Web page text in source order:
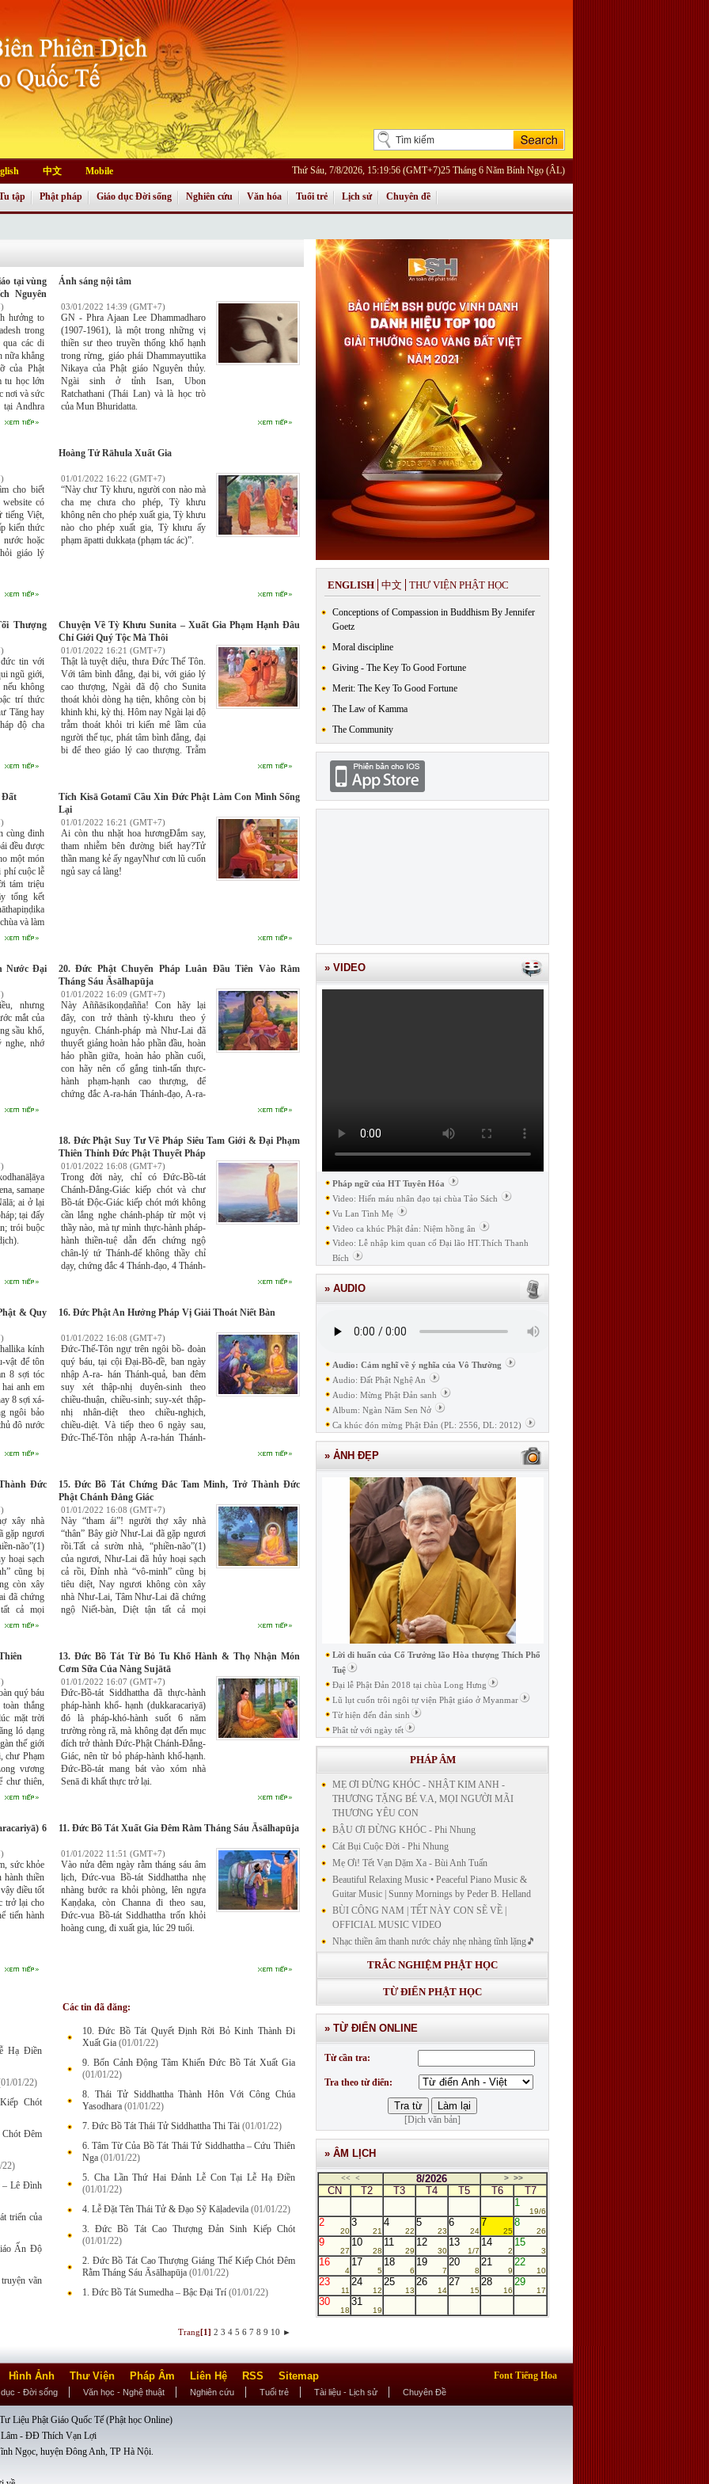
中文 Mobile Thứ Sáu, 7/8/2026, 15:19:56 (GMT+7)25 Tháng 6 Năm Bính Ngọ (ÂL)
tập Phật pháp Giáo dục Đời sống Nghiên cứu Văn hóa Tuổi trẻ Lịch sử Chuyên đề
tại vùng
Nguyên
hưởng to
trong
các di
nữa khẳng
của Phật
tu học lớn
nơi và sức
tại Andhra
gia phía
Ánh sáng nội tâm
03/01/2022 14:39 (GMT+7)
GN - Phra Ajaan Lee Dhammadharo
(1907-1961), là một trong những vị
thiền sư theo truyền thống khổ hạnh
trong rừng, giáo phái Dhammayuttika
Nikaya của Phật giáo Nguyên thủy.
Ngài sinh ở tỉnh Isan, Ubon
Ratchathani (Thái Lan) và là học trò
của Mun Bhuridatta.
cho biết
có
tiếng Việt,
kiến thức
hoặc
giáo lý
Hoàng Tử Rāhula Xuất Gia
01/01/2022 16:22 (GMT+7)
“Này chư Tỳ khưu, người con nào mà
cha mẹ chưa cho phép, Tỳ khưu
không nên cho phép xuất gia, Tỳ khưu
nào cho phép xuất gia, Tỳ khưu ấy
phạm āpatti dukkaṭa (phạm tác ác)”.
Thượng
tin với
ngũ giới,
không
trí thức
Tăng hay
độ cha
Chuyện Về Tỳ Khưu Sunita – Xuất Gia Phạm Hạnh Đâu
Chỉ Giới Quý Tộc Mà Thôi
01/01/2022 16:21 (GMT+7)
Thật là tuyệt diệu, thưa Đức Thế Tôn.
Với tâm bình đẳng, đại bi, với giáo lý
cao thượng, Ngài đã độ cho Sunita
thoát khỏi dòng hạ tiện, không còn bị
khinh khi, kỳ thị. Hôm nay Ngài lại độ
trẫm thoát khỏi tri kiến mê lầm của
người thế tục, phát tâm bình đẳng, đại
bi để theo giáo lý cao thượng. Trẫm
trọn đời sẽ hết lòng yểm trợ Chánh
Pháp.
Đất
cùng đinh
đều được
một món
phí cuộc lễ
tám triệu
tổng kết
và làm
lồ là
Tích Kisā Gotamī Cầu Xin Đức Phật Làm Con Mình Sống
Lại
01/01/2022 16:21 (GMT+7)
Ai còn thu nhặt hoa hươngĐắm say,
tham nhiễm bên đường biết hay?Tử
thần mang kẻ ấy ngayNhư cơn lũ cuốn
ngủ say cả làng!
Nước Đại
nhưng
mắt của
sầu khổ,
nghe, nhớ
20. Đức Phật Chuyển Pháp Luân Đầu Tiên Vào Rằm
Tháng Sáu Āsālhapūja
01/01/2022 16:09 (GMT+7)
Này Aññāsikoṇḍañña! Con hãy lại
đây, con trở thành tỳ-khưu theo ý
nguyện. Chánh-pháp mà Như-Lai đã
thuyết giảng hoàn hảo phần đầu, hoàn
hảo phần giữa, hoàn hảo phần cuối,
con hãy nên cố gắng tinh-tấn thực-
hành phạm-hạnh cao thượng, để
chứng đắc A-ra-hán Thánh-đạo, A-ra-
samaṇe
ai ở lại
tại đấy
trói buộc
18. Đức Phật Suy Tư Về Pháp Siêu Tam Giới & Đại Phạm
Thiên Thỉnh Đức Phật Thuyết Pháp
01/01/2022 16:08 (GMT+7)
Trong đời này, chỉ có Đức-Bồ-tát
Chánh-Đẳng-Giác kiếp chót và chư
Bồ-tát Độc-Giác kiếp chót mới không
cần lắng nghe chánh-pháp từ một vị
thầy nào, mà tự mình thực-hành pháp-
hành thiền-tuệ dẫn đến chứng ngộ
chân-lý tứ Thánh-đế không thầy chỉ
dạy, chứng đắc 4 Thánh-đạo, 4 Thánh-
gọi là Đức-Phật Chánh-Đẳng-Giác
chúng-sinh, hoặc trở thành Đức-Phật
Độc-Giác mà thôi.
& Quy
kính
vật để tôn
8 sợi tóc
anh em
8 sợi xá-
ngôi bảo
đô nước
16. Đức Phật An Hưởng Pháp Vị Giải Thoát Niết Bàn
01/01/2022 16:08 (GMT+7)
Đức-Thế-Tôn ngự trên ngôi bồ- đoàn
quý báu, tại cội Đại-Bồ-đề, ban ngày
nhập A-ra- hán Thánh-quả, ban đêm
suy xét thập-nhị duyên-sinh theo
chiều-thuận, chiều-sinh; suy-xét thập-
nhị nhân-diệt theo chiều-nghịch,
chiều-diệt. Và tiếp theo 6 ngày sau,
Đức-Thế-Tôn nhập A-ra-hán Thánh-
tuần lễ “Pallaṅkasattāha.”
Đức
xây nhà
gặp ngươi
não”(1)
hoại sạch
cũng bị
còn xây
đã chứng
cả mọi
đắc
15. Đức Bồ Tát Chứng Đắc Tam Minh, Trở Thành Đức
Phật Chánh Đẳng Giác
01/01/2022 16:08 (GMT+7)
Này “tham ái”! người thợ xây nhà
“thân” Bây giờ Như-Lai đã gặp ngươi
rồi.Tất cả sườn nhà, “phiền-não”(1)
của ngươi, Như-Lai đã hủy hoại sạch
cả rồi, Đỉnh nhà “vô-minh” cũng bị
tiêu diệt, Nay ngươi không còn xây
nhà Như-Lai, Tâm Như-Lai đã chứng
ngộ Niết-bàn, Diệt tận tất cả mọi
quý báu
thắng
mặt trời
ló dạng
thế giới
chư Phạm
vương
chư thiên,
vang dội
13. Đức Bồ Tát Từ Bỏ Tu Khổ Hành & Thọ Nhận Món
Cơm Sữa Của Nàng Sujātā
01/01/2022 16:07 (GMT+7)
Đức-Bồ-tát Siddhattha đã thực-hành
pháp-hành khổ- hạnh (dukkaracariyā)
đó là pháp-khó-hành suốt 6 năm
trường ròng rã, mà không đạt đến mục
đích trở thành Đức-Phật Chánh-Đẳng-
Giác, nên từ bỏ pháp-hành khổ-hạnh.
Đức-Bồ-tát mang bát vào xóm nhà
Senā đi khất thực trở lại.
6
sức khỏe
hành thiền
điều tốt
trở lại cho
tiến hành
11. Đức Bồ Tát Xuất Gia Đêm Rằm Tháng Sáu Āsālhapūja
01/01/2022 11:51 (GMT+7)
Vào nửa đêm ngày rằm tháng sáu âm
lịch, Đức-vua Bồ-tát Siddhattha nhẹ
nhàng bước ra khỏi phòng, lên ngựa
Kaṇḍaka, còn Channa đi theo sau,
Đức-vua Bồ-tát Siddhattha trốn khỏi
hoàng cung, đi xuất gia, lúc 29 tuổi.
Hạ Điền
01/22)
Chót
Chót Đêm
22)
– Lê Đình
triển của
Ấn Độ
vãn
Các tin đã đăng:
10. Đức Bồ Tát Quyết Định Rời Bỏ Kinh Thành Đi
Xuất Gia (01/01/22)
9. Bốn Cảnh Động Tâm Khiến Đức Bồ Tát Xuất Gia
(01/01/22)
8. Thái Tử Siddhattha Thành Hôn Với Công Chúa
Yasodhara (01/01/22)
7. Đức Bồ Tát Thái Tử Siddhattha Thi Tài (01/01/22)
6. Tâm Từ Của Bồ Tát Thái Tử Siddhattha – Cứu Thiên
Nga (01/01/22)
5. Cha Lần Thứ Hai Đảnh Lễ Con Tại Lễ Hạ Điền
(01/01/22)
4. Lễ Đặt Tên Thái Tử & Đạo Sỹ Kāḷadevila (01/01/22)
3. Đức Bồ Tát Cao Thượng Đản Sinh Kiếp Chót
(01/01/22)
2. Đức Bồ Tát Cao Thượng Giáng Thế Kiếp Chót Đêm
Rằm Tháng Sáu Āsālhapūja (01/01/22)
1. Đức Bồ Tát Sumedha – Bậc Đại Trí (01/01/22)
Trang[1] 2 3 4 5 6 7 8 9 10 ►
ENGLISH 中文 THƯ VIỆN PHẬT HỌC
Conceptions of Compassion in Buddhism By Jennifer
Goetz
Moral discipline
Giving - The Key To Good Fortune
Merit: The Key To Good Fortune
The Law of Kamma
The Community
» VIDEO
Pháp ngữ của HT Tuyên Hóa
Video: Hiến máu nhân đạo tại chùa Tảo Sách
Vu Lan Tình Mẹ
Video ca khúc Phật đản: Niệm hồng ân
Video: Lễ nhập kim quan cố Đại lão HT.Thích Thanh
Bích
» AUDIO
Audio: Cảm nghĩ về ý nghĩa của Vô Thường
Audio: Đất Phật Nghệ An
Audio: Mừng Phật Đản sanh
Album: Ngàn Năm Sen Nở
Ca khúc đón mừng Phật Đản (PL: 2556, DL: 2012)
» ẢNH ĐẸP
Lời di huấn của Cố Trưởng lão Hòa thượng Thích Phổ
Tuệ
Đại lễ Phật Đản 2018 tại chùa Long Hưng
Lũ lụt cuốn trôi ngôi tự viện Phật giáo ở Myanmar
Từ hiện đến đản sinh
Phât tử với ngày tết
PHÁP ÂM
MẸ ƠI ĐỪNG KHÓC - NHẬT KIM ANH -
THƯƠNG TẶNG BÉ V.A, MỌI NGƯỜI MÃI
THƯƠNG YÊU CON
BẬU ƠI ĐỪNG KHÓC - Phi Nhung
Cát Bụi Cuộc Đời - Phi Nhung
Mẹ Ơi! Tết Vạn Dặm Xa - Bùi Anh Tuấn
Beautiful Relaxing Music • Peaceful Piano Music &
Guitar Music | Sunny Mornings by Peder B. Helland
BÙI CÔNG NAM | TẾT NÀY CON SẼ VỀ |
OFFICIAL MUSIC VIDEO
Nhạc thiền âm thanh nước chảy nhẹ nhàng tĩnh lặng🎵
Nhạc thiền lặng tâm
KINH BẢN NGUYỆN CÔNG ĐỨC DƯỢC SƯ
LƯU LY QUANG NHƯ LAI"
GIẢNG GIẢI KINH DƯỢC SƯ - BÀI 14/ GIẢNG
GIẢI KINH BẢN NGUYỆN CÔNG ĐỨC DƯỢC
SƯ LƯU LY QUANG NHƯ LAI
GIẢNG GIẢI KINH DƯỢC SƯ
TRẮC NGHIỆM PHẬT HỌC
TỪ ĐIỂN PHẬT HỌC
» TỪ ĐIỂN ONLINE
Từ cần tra:
Tra theo từ điển:
[Dịch văn bản]
» ÂM LỊCH
<< < 8/2026 > >>
CN T2 T3 T4 T5 T6
T7
1
19/6
2
20
3
21
4
22
5
23
6
24
7
25
8
26
9
27
10
28
11
29
12
30
13
1/7
14
2
15
3
16
4
17
5
18
6
19
7
20
8
21
9
22
10
23
11
24
12
25
13
26
14
27
15
28
16
29
17
30
18
31
19
Hình Ảnh Thư Viện Pháp Âm Liên Hệ RSS Sitemap Font Tiếng Hoa
- Đời sống Văn học - Nghệ thuật Nghiên cứu Tuổi trẻ Tài liệu - Lịch sử Chuyên Đề
Liệu Phật Giáo Quốc Tế (Phật học Online)
- ĐĐ Thích Vạn Lợi
Ngọc, huyện Đông Anh, TP Hà Nội.